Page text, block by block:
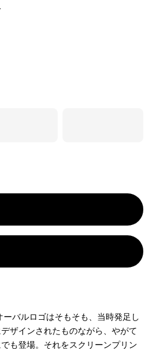
バルロゴはそもそも、当時発足し
ザインされたものながら、やがて
も登場。それをスクリーンプリン